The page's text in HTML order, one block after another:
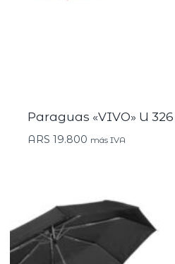
Paraguas «VIVO» U 326
ARS 19.800 más IVA